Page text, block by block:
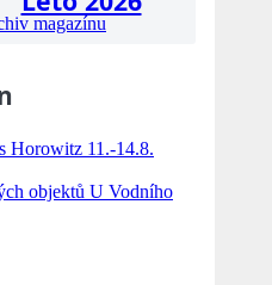
magazínu
Horowitz 11.-14.8.
objektů U Vodního